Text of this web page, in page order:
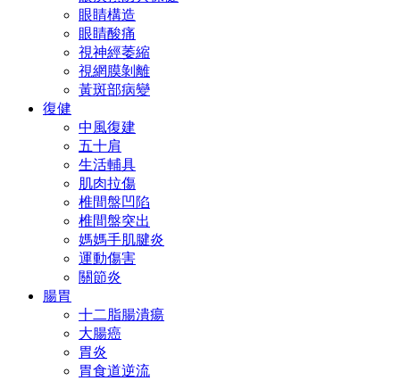
眼睛構造
眼睛酸痛
視神經萎縮
視網膜剝離
黃斑部病變
復健
中風復建
五十肩
生活輔具
肌肉拉傷
椎間盤凹陷
椎間盤突出
媽媽手肌腱炎
運動傷害
關節炎
腸胃
十二脂腸潰瘍
大腸癌
胃炎
胃食道逆流